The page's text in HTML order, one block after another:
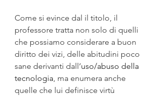
Come si evince dal il titolo, il
professore tratta non solo di quelli
che possiamo considerare a buon
diritto dei vizi, delle abitudini poco
sane derivanti dall’uso/abuso della
tecnologia, ma enumera anche
quelle che lui definisce virtù